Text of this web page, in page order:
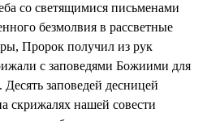
со светящимися письменами
безмолвия в рассветные
Пророк получил из рук
с заповедями Божиими для
Десять заповедей десницей
скрижалях нашей совести